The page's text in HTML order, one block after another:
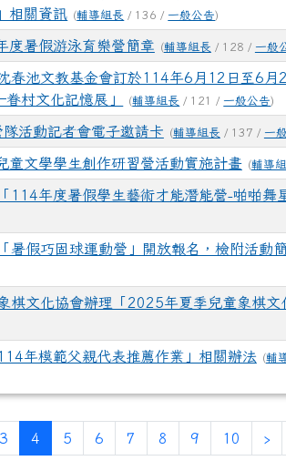
相關資訊 (輔導組長 / 136 / 一般公告)
度暑假游泳育樂營簡章 (輔導組長 / 128 / 一般
春池文教基金會訂於114年6月12日至6月
村文化記憶展」
(輔導組長 / 121 / 一般公告)
活動記者會電子邀請卡 (輔導組長 / 137 / 一
童文學學生創作研習營活動實施計畫 (輔導
114年度暑假學生藝術才能潛能營-啪啪舞
暑假巧固球運動營」開放報名，檢附活動
棋文化協會辦理「2025年夏季兒童象棋文
年模範父親代表推薦作業」相關辦法 (輔
3 4(current)
5 6 7 8 9 10 ›